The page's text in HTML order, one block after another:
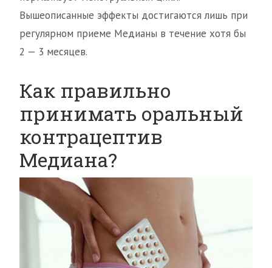
Вышеописанные эффекты достигаются лишь при
регулярном приеме Медианы в течение хотя бы
2 — 3 месяцев.
Как правильно
принимать оральный
контрацептив
Медиана?